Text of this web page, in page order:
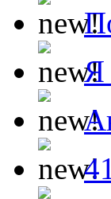
Я